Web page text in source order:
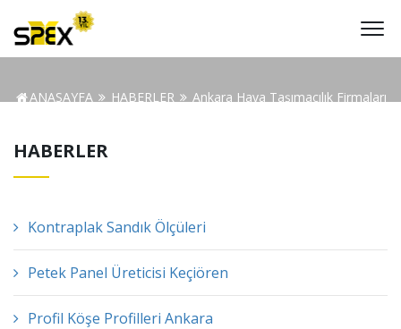
ANASAYFA HABERLER Ankara Hava Taşımacılık Firmaları
HABERLER
Kontraplak Sandık Ölçüleri
Petek Panel Üreticisi Keçiören
Profil Köşe Profilleri Ankara